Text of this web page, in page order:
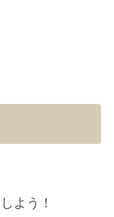
よう！